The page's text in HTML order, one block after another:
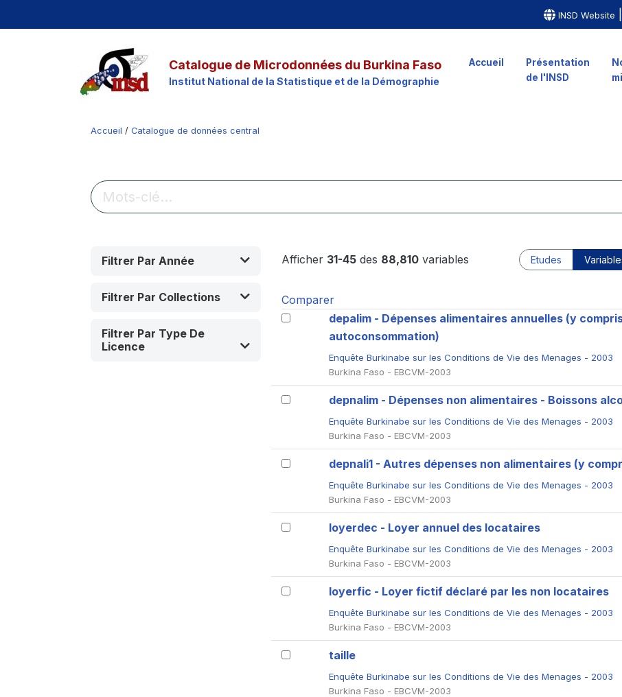
INSD Website
Catalogue de Microdonnées du Burkina Faso
Institut National de la Statistique et de la Démographie
Accueil
Présentation
de l'INSD
Accueil / Catalogue de données central
Filtrer Par Année
Filtrer Par Collections
Filtrer Par Type De
Licence
Afficher 31-45des 88,810variables Etudes
Comparer
depalim - Dépenses alimentaires annuelles (y
autoconsommation)
Enquête Burkinabe sur les Conditions de Vie des Menages - 2003
Burkina Faso - EBCVM-2003
depnalim - Dépenses non alimentaires - Boissons
Enquête Burkinabe sur les Conditions de Vie des Menages - 2003
Burkina Faso - EBCVM-2003
depnali1 - Autres dépenses non alimentaires (y
Enquête Burkinabe sur les Conditions de Vie des Menages - 2003
Burkina Faso - EBCVM-2003
loyerdec - Loyer annuel des locataires
Enquête Burkinabe sur les Conditions de Vie des Menages - 2003
Burkina Faso - EBCVM-2003
loyerfic - Loyer fictif déclaré par les non locataires
Enquête Burkinabe sur les Conditions de Vie des Menages - 2003
Burkina Faso - EBCVM-2003
taille
Enquête Burkinabe sur les Conditions de Vie des Menages - 2003
Burkina Faso - EBCVM-2003